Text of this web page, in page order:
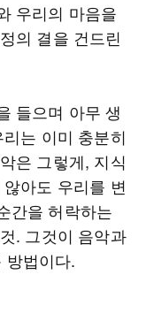
우리의 마음을
의 결을 건드린
들으며 아무 생
는 이미 충분히
은 그렇게, 지식
아도 우리를 변
간을 허락하는
. 그것이 음악과
방법이다.